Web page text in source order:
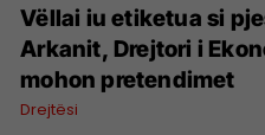
Vëllai iu etiketua si
Arkanit, Drejtori i
mohon pretendimet
Drejtësi